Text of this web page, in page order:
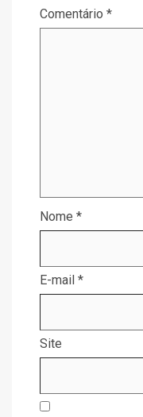
Comentário *
Nome *
E-mail *
Site